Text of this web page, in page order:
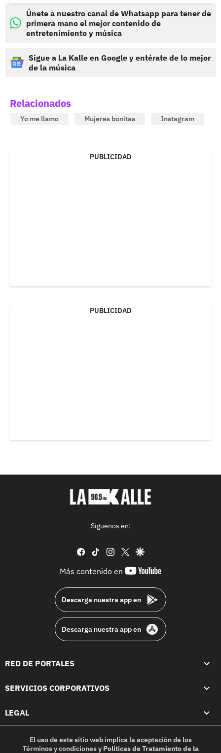
Únete a nuestro canal de Whatsapp para tener de
primera mano el mejor contenido de
entretenimiento y música
Sigue a La Kalle en Google y entérate de lo mejor
de la música
Relacionados
Yo me llamo Mujeres bonitas Instagram
PUBLICIDAD
PUBLICIDAD
Síguenos en:
facebook
tiktok instagram
twittergoogle
Más contenido en
youtube-
Descarga nuestra app en
Descarga nuestra app en
RED DE PORTALES
SERVICIOS CORPORATIVOS
LEGAL
El uso de este sitio web implica la aceptación de los
Términos y condicionesy Políticas de Tratamiento de la